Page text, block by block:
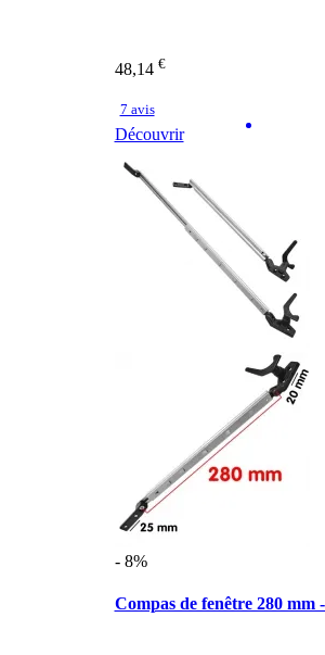
48,14 €
7 avis
Découvrir
- 8%
Compas de fenêtre 280 mm